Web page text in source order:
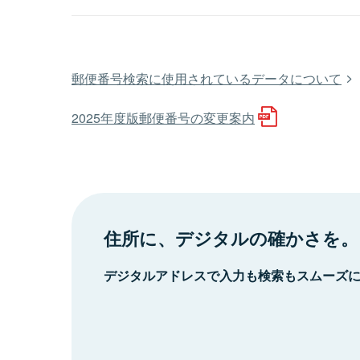
郵便番号検索に使用されているデータについて
2025年度版郵便番号の変更案内
住所に、デジタルの確かさを。
デジタルアドレスで入力も検索もスムーズ